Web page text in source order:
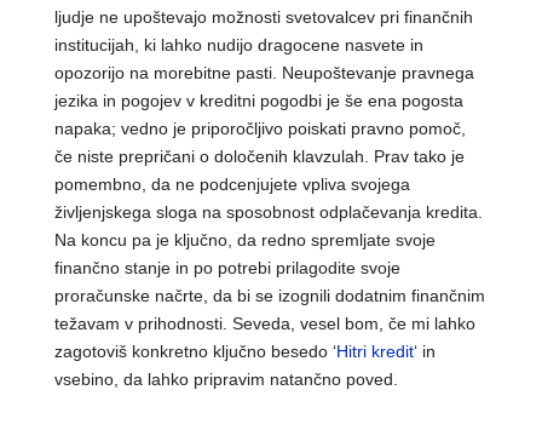
ljudje ne upoštevajo možnosti svetovalcev pri finančnih
institucijah, ki lahko nudijo dragocene nasvete in
opozorijo na morebitne pasti. Neupoštevanje pravnega
jezika in pogojev v kreditni pogodbi je še ena pogosta
napaka; vedno je priporočljivo poiskati pravno pomoč,
če niste prepričani o določenih klavzulah. Prav tako je
pomembno, da ne podcenjujete vpliva svojega
življenjskega sloga na sposobnost odplačevanja kredita.
Na koncu pa je ključno, da redno spremljate svoje
finančno stanje in po potrebi prilagodite svoje
proračunske načrte, da bi se izognili dodatnim finančnim
težavam v prihodnosti. Seveda, vesel bom, če mi lahko
zagotoviš konkretno ključno besedo ‘Hitri kredit‘ in
vsebino, da lahko pripravim natančno poved.